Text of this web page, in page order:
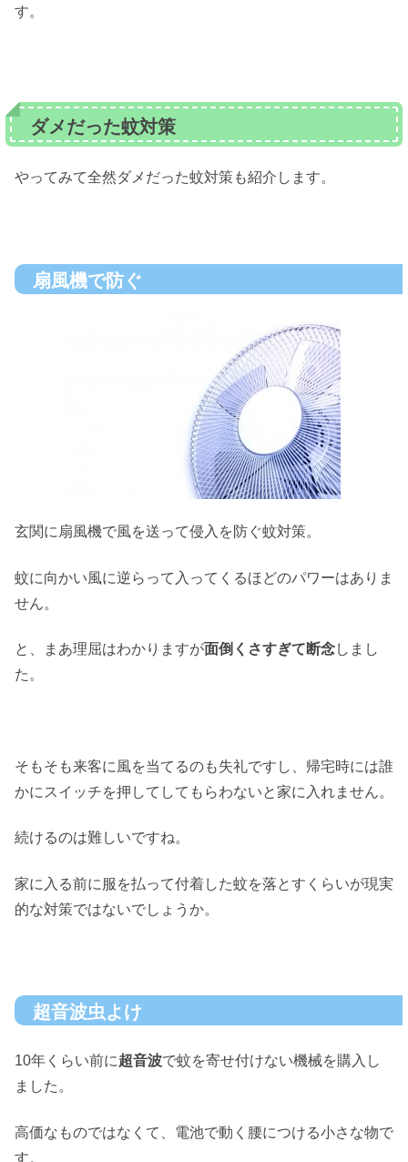
す。
ダメだった蚊対策
やってみて全然ダメだった蚊対策も紹介します。
扇風機で防ぐ
玄関に扇風機で風を送って侵入を防ぐ蚊対策。
蚊に向かい風に逆らって入ってくるほどのパワーはありま
せん。
と、まあ理屈はわかりますが面倒くさすぎて断念しまし
た。
そもそも来客に風を当てるのも失礼ですし、帰宅時には誰
かにスイッチを押してしてもらわないと家に入れません。
続けるのは難しいですね。
家に入る前に服を払って付着した蚊を落とすくらいが現実
的な対策ではないでしょうか。
超音波虫よけ
10年くらい前に超音波で蚊を寄せ付けない機械を購入し
ました。
高価なものではなくて、電池で動く腰につける小さな物で
す。